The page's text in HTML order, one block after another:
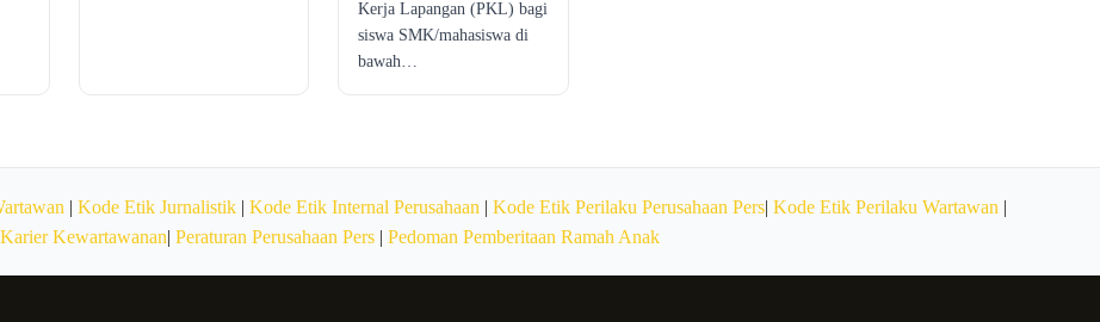
Kerja Lapangan (PKL) bagi
siswa SMK/mahasiswa di
bawah…
| Kode Etik Jurnalistik | Kode Etik Internal Perusahaan | Kode Etik Perilaku Perusahaan Pers| Kode Etik Perilaku Wartawan |
Kewartawanan| Peraturan Perusahaan Pers| Pedoman Pemberitaan Ramah Anak